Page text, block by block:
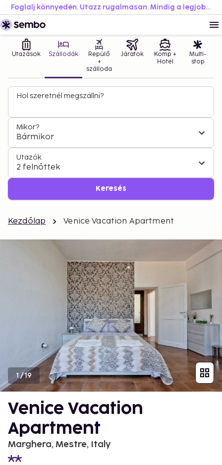
Foglalj könnyedén. Utazz rugalmasan. Mindig a legjobb áron.
Utazások Szállodák
Repülő
+
szálloda
Járatok
Komp +
Hotel
Multi-
stop
Hol szeretnél megszállni?
Mikor?
Bármikor
Utazók
2 felnőttek
Keresés
Kezdőlap Venice Vacation Apartment
1/19
Venice Vacation
Apartment
Marghera, Mestre, Italy